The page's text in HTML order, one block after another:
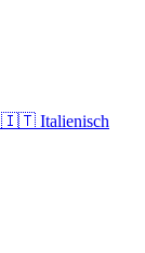
🇮🇹 Italienisch